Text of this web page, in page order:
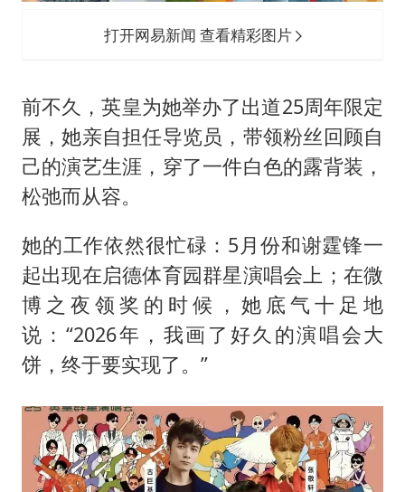
打开网易新闻 查看精彩图片
前不久，英皇为她举办了出道25周年限定
展，她亲自担任导览员，带领粉丝回顾自
己的演艺生涯，穿了一件白色的露背装，
松弛而从容。
她的工作依然很忙碌：5月份和谢霆锋一
起出现在启德体育园群星演唱会上；在微
博之夜领奖的时候，她底气十足地
说：“2026年，我画了好久的演唱会大
饼，终于要实现了。”